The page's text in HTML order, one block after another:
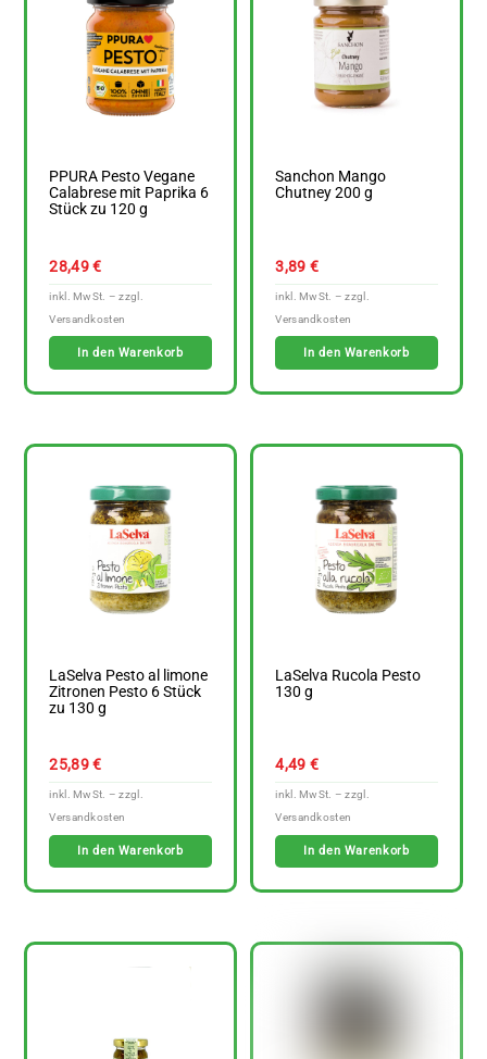
PPURA Pesto Vegane
Calabrese mit Paprika 6
Stück zu 120 g
28,49€
In den Warenkorb
Sanchon Mango
Chutney 200 g
3,89 €
In den Warenkorb
LaSelva Pesto al limone
Zitronen Pesto 6 Stück
zu 130 g
25,89€
In den Warenkorb
LaSelva Rucola Pesto
130 g
4,49 €
In den Warenkorb